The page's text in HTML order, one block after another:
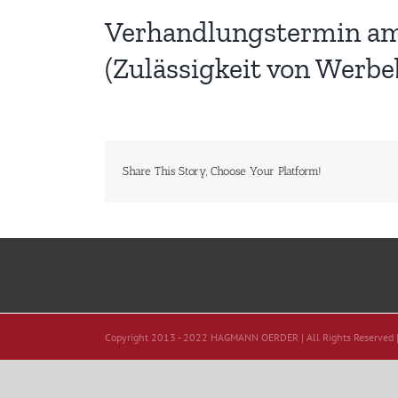
Verhandlungstermin
(Zulässigkeit von
Share This Story, Choose Your Platform!
Copyright 2013 - 2022 HAGMANN OERDER | All Rights Reserved |